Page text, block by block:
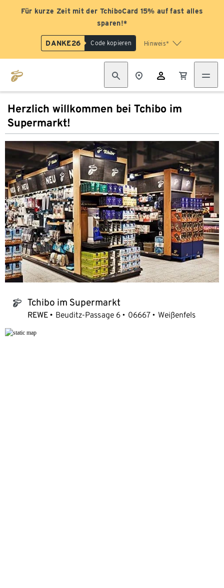
Für kurze Zeit mit der TchiboCard 15% auf fast alles
sparen!*
DANKE26 Code kopieren Hinweis*
Herzlich willkommen bei Tchibo im
Supermarkt!
tchibo_logo Tchibo im Supermarkt
REWE Beuditz-Passage 6 06667 Weißenfels